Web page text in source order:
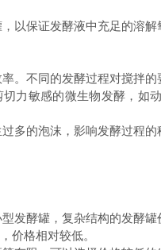
保证发酵液中充足的溶
不同的发酵过程对搅拌
力敏感的微生物发酵，如
的泡沫，影响发酵过程
酵罐，复杂结构的发酵
价格相对较低。